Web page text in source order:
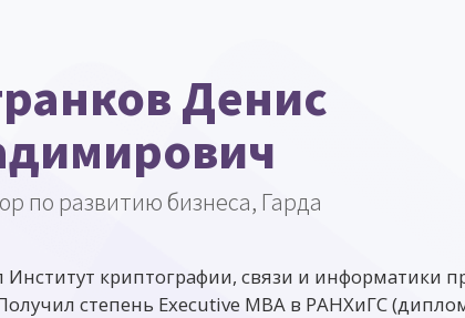
Денис
по развитию бизнеса, Гарда
криптографии, связи и информатики
степень Executive MBA в РАНХиГС